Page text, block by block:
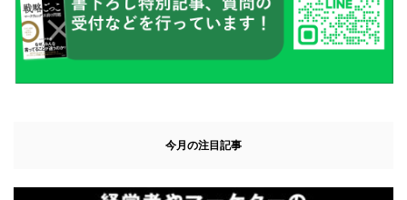
今月の注目記事